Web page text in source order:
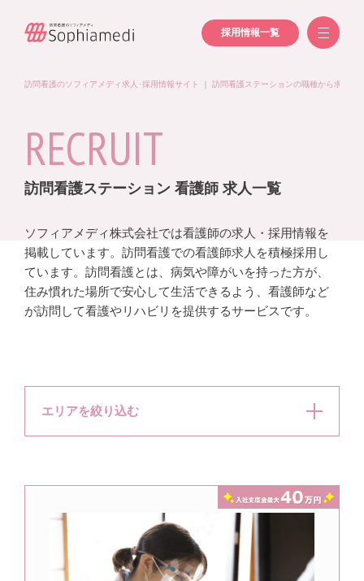
採用情報一覧
訪問看護のソフィアメディ求人･採用情報サイト 訪問看護ステーションの職種から求人を
RECRUIT
訪問看護ステーション 看護師 求人一覧
ソフィアメディ株式会社では看護師の求人・採用情報を
掲載しています。訪問看護での看護師求人を積極採用し
ています。訪問看護とは、病気や障がいを持った方が、
住み慣れた場所で安心して生活できるよう、看護師など
が訪問して看護やリハビリを提供するサービスです。
エリアを絞り込む